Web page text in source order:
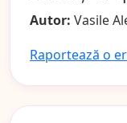
Autor: Vasile
Raportează o